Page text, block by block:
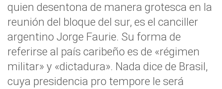
quien desentona de manera grotesca en la
reunión del bloque del sur, es el canciller
argentino Jorge Faurie. Su forma de
referirse al país caribeño es de «régimen
militar» y «dictadura». Nada dice de Brasil,
cuya presidencia pro tempore le será